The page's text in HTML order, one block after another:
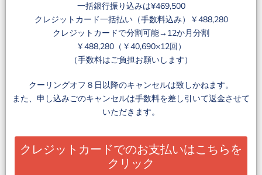
一括銀行振り込みは¥469,500
クレジットカード一括払い（手数料込み）￥488,280
クレジットカードで分割可能→12か月分割
￥488,280（￥40,690×12回）
（手数料はご負担お願いします）
クーリングオフ８日以降のキャンセルは致しかねます。
また、申し込みごのキャンセルは手数料を差し引いて返金させて
いただきます。
クレジットカードでのお支払いはこちらを
クリック